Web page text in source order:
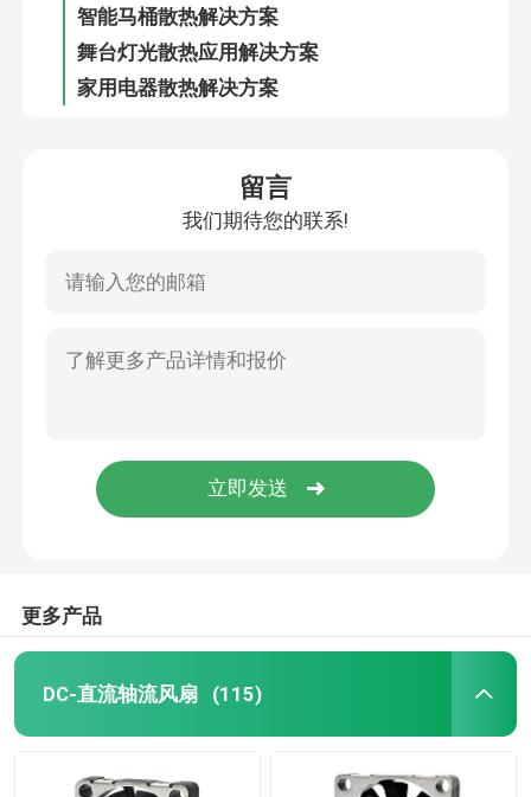
智能马桶散热解决方案
舞台灯光散热应用解决方案
家用电器散热解决方案
留言
我们期待您的联系!
更多产品
DC-直流轴流风扇 (115)